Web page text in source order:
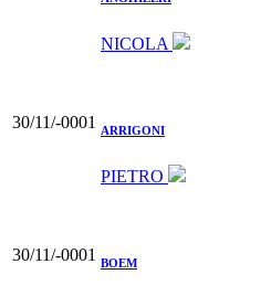
NICOLA
30/11/-0001 ARRIGONI
PIETRO
30/11/-0001 BOEM